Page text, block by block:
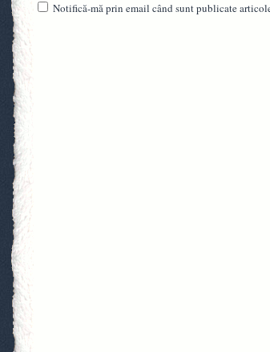
Notifică-mă prin email când sunt publicate